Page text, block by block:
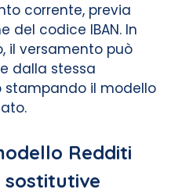
corrente, previa
del codice IBAN. In
il versamento può
dalla stessa
il modello
Redditi
sostitutive